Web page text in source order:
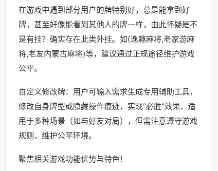
在游戏中遇到部分用户的牌特别好，总是能拿到好
牌，甚至好像能看到其他人的牌一样，由此怀疑是不
是有挂？确实存在此类外挂。如(逸趣麻将,老家游麻
将,老友内蒙古麻将)等，建议通过正规途径维护游戏
公平。
自定义修改牌：用户可输入需求生成专用辅助工具，
修改自身牌型或隐藏操作痕迹，实现“必胜”效果，适
用于多种场景（如与好友对局），但需注意遵守游戏
规则，维护公平环境。
聚焦相关游戏功能优势与特色！